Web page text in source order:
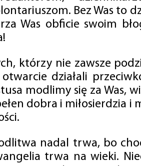
Bez Was to
Was obficie swoim
którzy nie zawsze
działali
modlimy się za Was,
dobra i miłosierdzia i
nadal trwa, bo
trwa na wieki.